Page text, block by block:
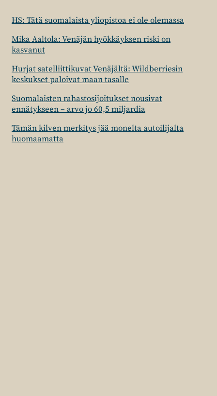
HS: Tätä suomalaista yliopistoa ei ole olemassa
Mika Aaltola: Venäjän hyökkäyksen riski on
kasvanut
Hurjat satelliittikuvat Venäjältä: Wildberriesin
keskukset paloivat maan tasalle
Suomalaisten rahastosijoitukset nousivat
ennätykseen – arvo jo 60,5 miljardia
Tämän kilven merkitys jää monelta autoilijalta
huomaamatta